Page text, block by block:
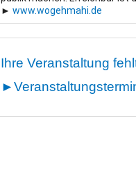
►www.wogehmahi.de
Ihre Veranstaltung
►